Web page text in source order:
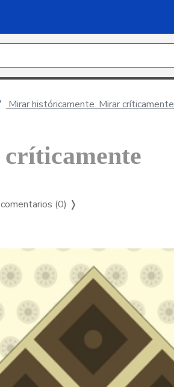
Mirar históricamente. Mirar críticamente
(0) ❭